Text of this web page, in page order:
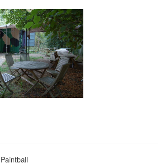
Paintball